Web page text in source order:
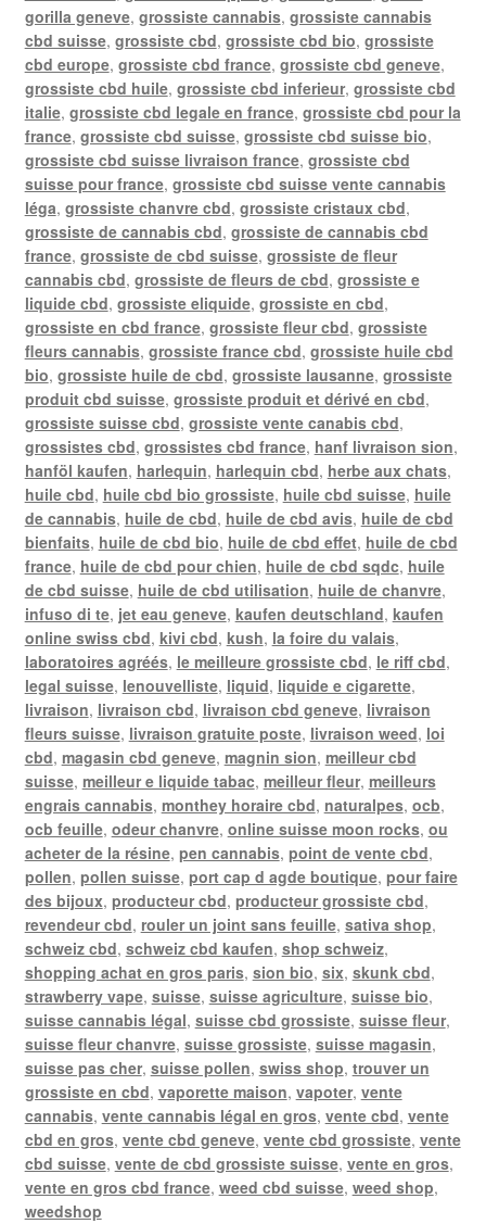
gorilla geneve, grossiste cannabis, grossiste cannabis
cbd suisse, grossiste cbd, grossiste cbd bio, grossiste
cbd europe, grossiste cbd france, grossiste cbd geneve,
grossiste cbd huile, grossiste cbd inferieur, grossiste cbd
italie, grossiste cbd legale en france, grossiste cbd pour la
france, grossiste cbd suisse, grossiste cbd suisse bio,
grossiste cbd suisse livraison france, grossiste cbd
suisse pour france, grossiste cbd suisse vente cannabis
léga, grossiste chanvre cbd, grossiste cristaux cbd,
grossiste de cannabis cbd, grossiste de cannabis cbd
france, grossiste de cbd suisse, grossiste de fleur
cannabis cbd, grossiste de fleurs de cbd, grossiste e
liquide cbd, grossiste eliquide, grossiste en cbd,
grossiste en cbd france, grossiste fleur cbd, grossiste
fleurs cannabis, grossiste france cbd, grossiste huile cbd
bio, grossiste huile de cbd, grossiste lausanne, grossiste
produit cbd suisse, grossiste produit et dérivé en cbd,
grossiste suisse cbd, grossiste vente canabis cbd,
grossistes cbd, grossistes cbd france, hanf livraison sion,
hanföl kaufen, harlequin, harlequin cbd, herbe aux chats,
huile cbd, huile cbd bio grossiste, huile cbd suisse, huile
de cannabis, huile de cbd, huile de cbd avis, huile de cbd
bienfaits, huile de cbd bio, huile de cbd effet, huile de cbd
france, huile de cbd pour chien, huile de cbd sqdc, huile
de cbd suisse, huile de cbd utilisation, huile de chanvre,
infuso di te, jet eau geneve, kaufen deutschland, kaufen
online swiss cbd, kivi cbd, kush, la foire du valais,
laboratoires agréés, le meilleure grossiste cbd, le riff cbd,
legal suisse, lenouvelliste, liquid, liquide e cigarette,
livraison, livraison cbd, livraison cbd geneve, livraison
fleurs suisse, livraison gratuite poste, livraison weed, loi
cbd, magasin cbd geneve, magnin sion, meilleur cbd
suisse, meilleur e liquide tabac, meilleur fleur, meilleurs
engrais cannabis, monthey horaire cbd, naturalpes, ocb,
ocb feuille, odeur chanvre, online suisse moon rocks, ou
acheter de la résine, pen cannabis, point de vente cbd,
pollen, pollen suisse, port cap d agde boutique, pour faire
des bijoux, producteur cbd, producteur grossiste cbd,
revendeur cbd, rouler un joint sans feuille, sativa shop,
schweiz cbd, schweiz cbd kaufen, shop schweiz,
shopping achat en gros paris, sion bio, six, skunk cbd,
strawberry vape, suisse, suisse agriculture, suisse bio,
suisse cannabis légal, suisse cbd grossiste, suisse fleur,
suisse fleur chanvre, suisse grossiste, suisse magasin,
suisse pas cher, suisse pollen, swiss shop, trouver un
grossiste en cbd, vaporette maison, vapoter, vente
cannabis, vente cannabis légal en gros, vente cbd, vente
cbd en gros, vente cbd geneve, vente cbd grossiste, vente
cbd suisse, vente de cbd grossiste suisse, vente en gros,
vente en gros cbd france, weed cbd suisse, weed shop,
weedshop